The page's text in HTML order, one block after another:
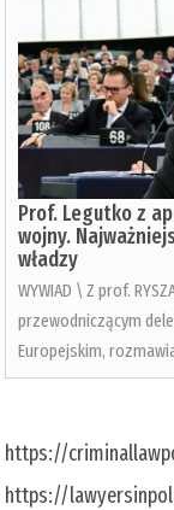
Prof. Legutko z
wojny.
władzy
WYWIAD \ Z prof.
przewodniczącym
Europejskim, rozmawia
https://
https://